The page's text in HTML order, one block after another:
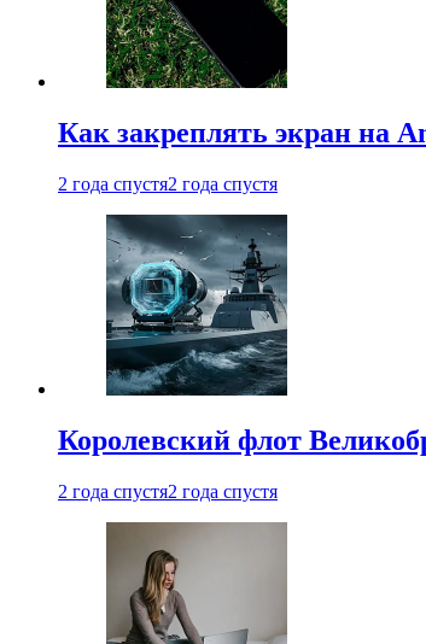
Как закреплять экран на
2 года спустя2 года спустя
Королевский флот
2 года спустя2 года спустя